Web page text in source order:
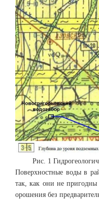
Рис. 1
Поверхностные воды в
так, как они не пригодны
орошения без